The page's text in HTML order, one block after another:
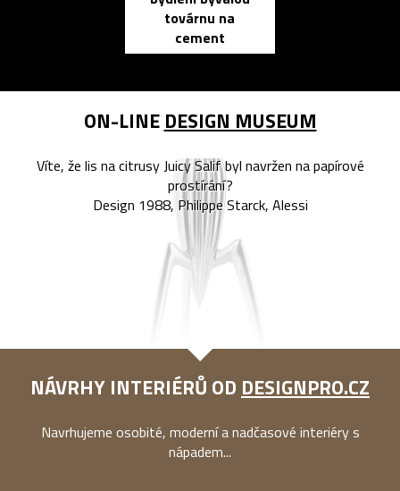
továrnu na
cement
ON-LINE DESIGN MUSEUM
Víte, že lis na citrusy Juicy Salif byl navržen na papírové
prostírání?
Design 1988, Philippe Starck, Alessi
NÁVRHY INTERIÉRŮ OD DESIGNPRO.CZ
Navrhujeme osobité, moderní a nadčasové interiéry s
nápadem...